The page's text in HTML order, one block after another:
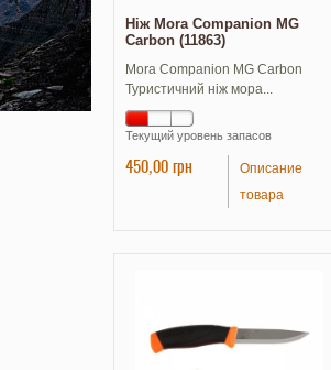
Ніж Mora Companion MG
Carbon (11863)
Mora Companion MG Carbon
Туристичний ніж мора...
Текущий уровень запасов
450,00 грн
Описание
товара